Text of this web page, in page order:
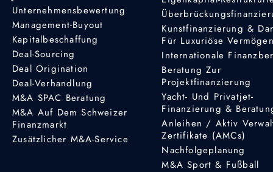
Unternehmensbewertung
Management-Buyout
Kapitalbeschaffung
Deal-Sourcing
Deal Origination
Deal-Verhandlung
M&A SPAC Beratung
M&A Auf Dem Schweizer
Finanzmarkt
Zusätzlicher M&A-Service
Kunstfinanzierung &
Für Luxuriöse
Internationale
Beratung Zur
Projektfinanzierung
Yacht- Und Privatjet-
Finanzierung &
Anleihen / Aktiv
Zertifikate (AMCs)
Nachfolgeplanung
M&A Sport & Fußball